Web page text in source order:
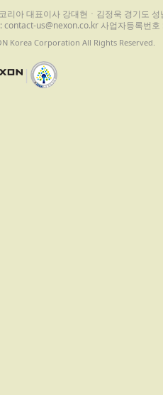
리아 대표이사 강대현ㆍ김정욱 경기도
contact-us@nexon.co.kr 사업자등록번
Korea Corporation All Rights Reserved.
|